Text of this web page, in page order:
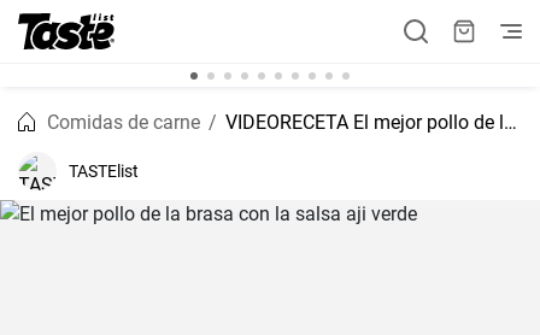
Comidas de carne VIDEORECETA El mejor pollo de la brasa con la salsa aji verde
TASTElist